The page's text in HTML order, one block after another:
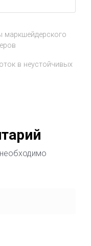
маркшейдерского
в неустойчивых